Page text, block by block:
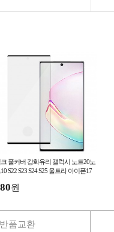
풀커버 강화유리 갤럭시 노트20노
S22 S23 S24 S25 울트라 아이폰17
원
반품교환